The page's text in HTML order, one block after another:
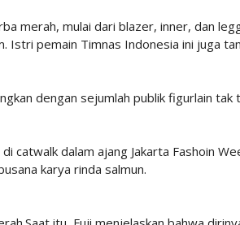
merah, mulai dari blazer, inner, dan
Istri pemain Timnas Indonesia ini juga
dengan sejumlah publik figurlain tak
catwalk dalam ajang Jakarta Fashoin
karya rinda salmun.